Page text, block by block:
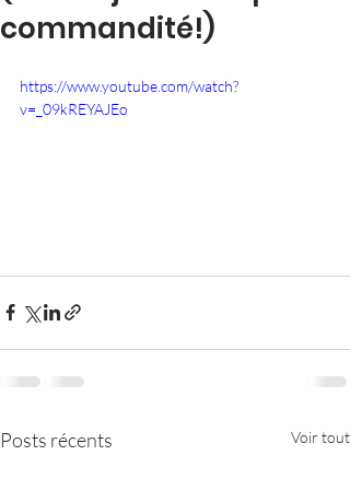
commandité!)
https://www.youtube.com/watch?
v=_09kREYAJEo
Posts récents Voir tout